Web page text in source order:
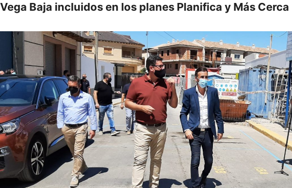
Vega Baja incluidos en los planes Planifica y Más Cerca